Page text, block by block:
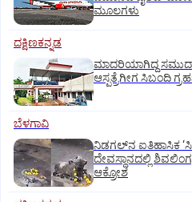
ಮೂಲಗಳು
ದಕ್ಷಿಣಕನ್ನಡ
ಮಾದರಿಯಾಗಿದ್ದ
ಆಸ್ಪತ್ರೆಗೀಗ ಸಿಬಂದಿ
ಬೆಳಗಾವಿ
ನಿಡಗಲ್‌ನ ಐತಿಹಾಸಿಕ
ದೇವಸ್ಥಾನದಲ್ಲಿ
ಆಕ್ರೋಶ